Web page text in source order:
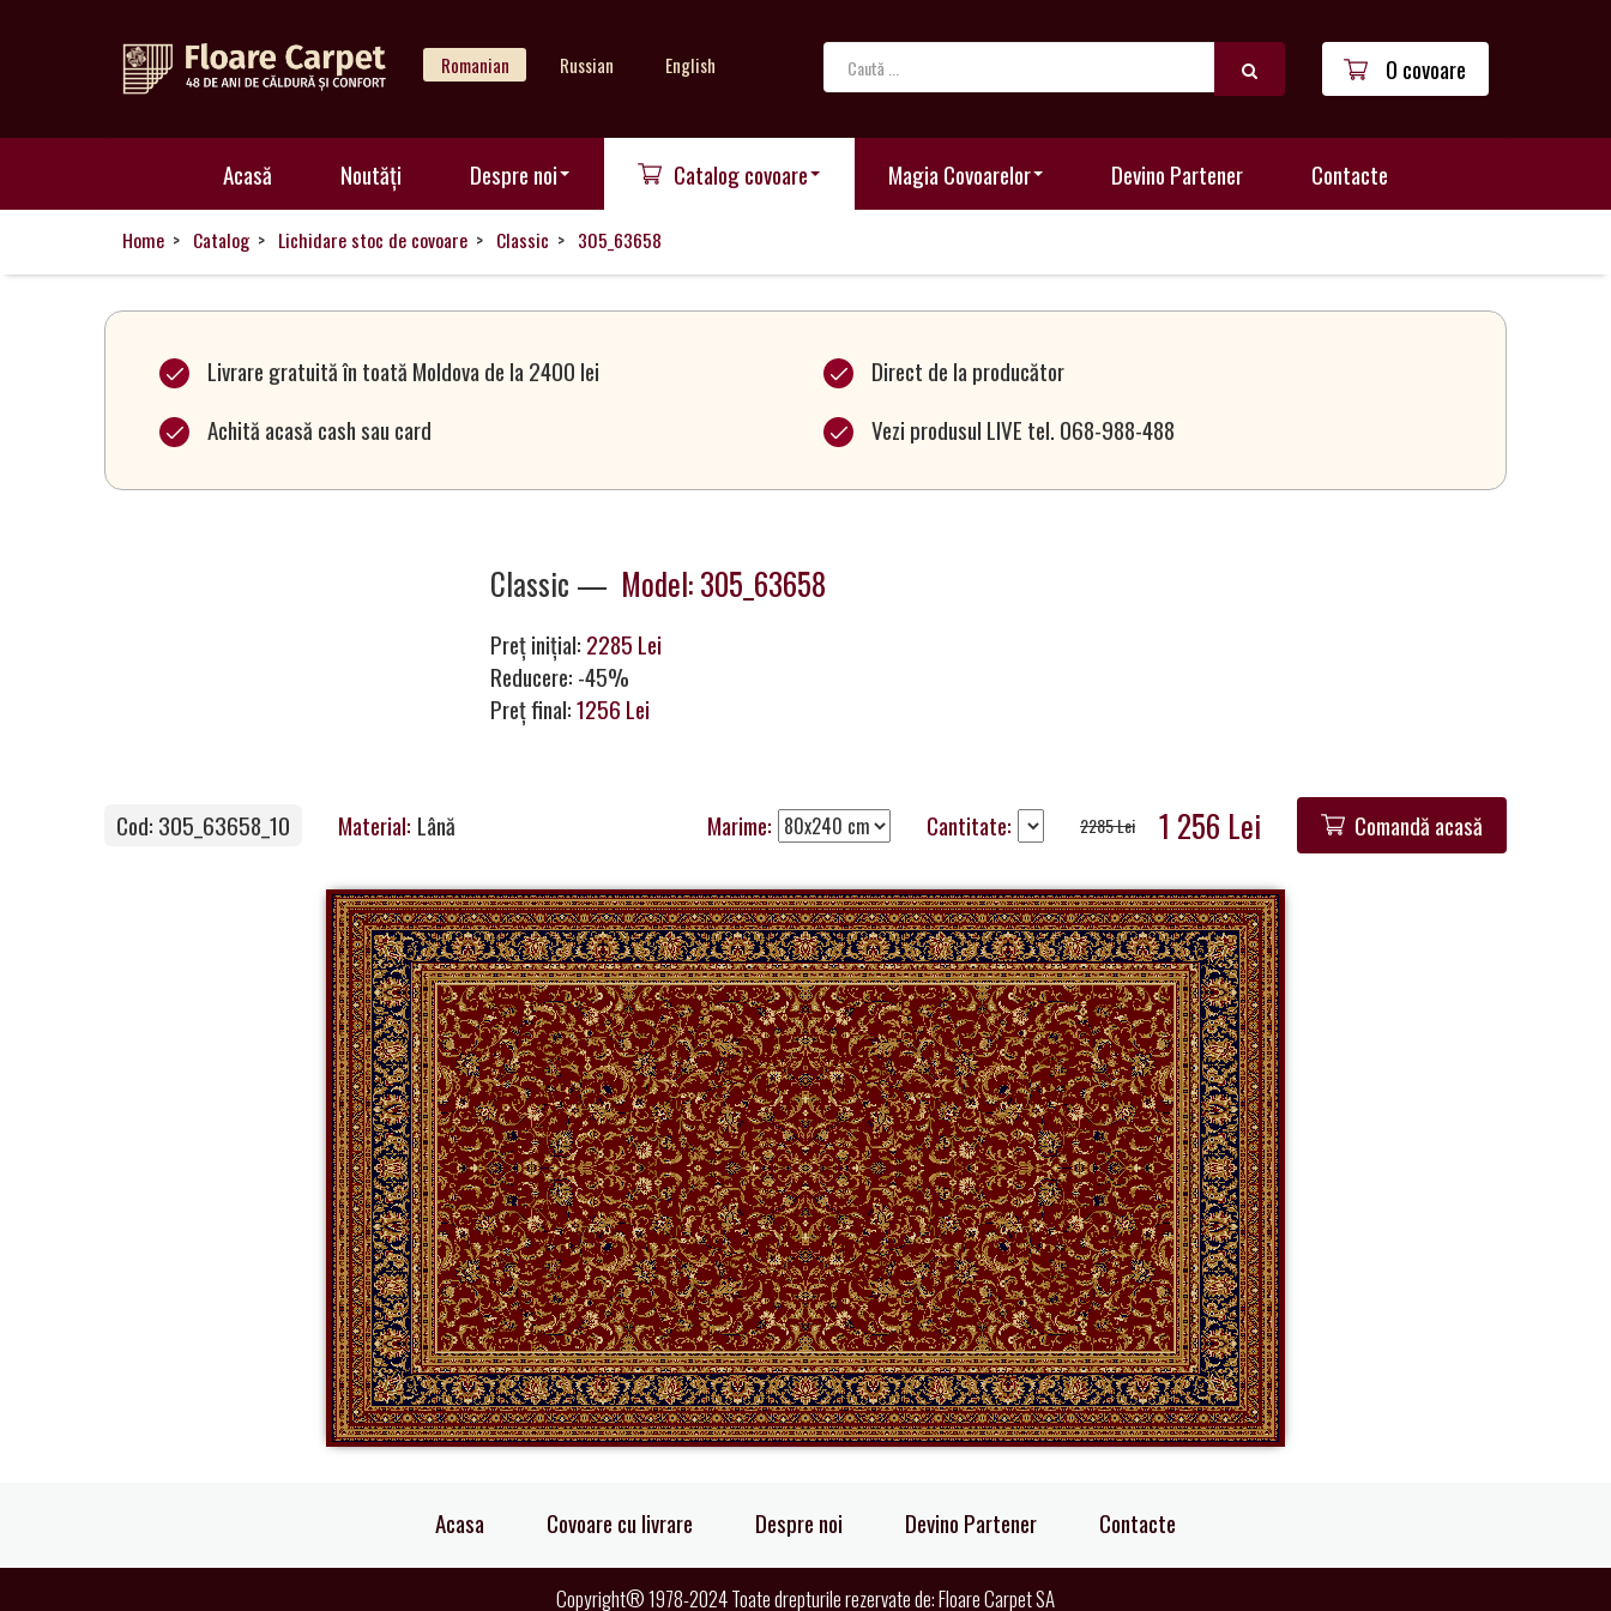
Romanian Russian English 0 covoare
Acasă Noutăți Despre noi Catalog covoare Magia Covoarelor Devino Partener Contacte
Acasă
Despre
Catalog
Home Catalog Lichidare stoc de covoare Classic 305_63658
Livrare gratuită în toată Moldova de la 2400 lei
Direct de la producător
Achită acasă cash sau card
Vezi produsul LIVE tel. 068-988-488
Classic — Model: 305_63658
Preț inițial: 2285 Lei
Reducere: -45%
Preț final:1256 Lei
Cod: 305_63658_10 Material: Lână Marime: Cantitate: 2285 Lei 1 256 Lei Comandă acasă
Acasa Covoare cu livrare Despre noi Devino Partener Contacte
Copyright® 1978-2024 Toate drepturile rezervate de: Floare Carpet SA